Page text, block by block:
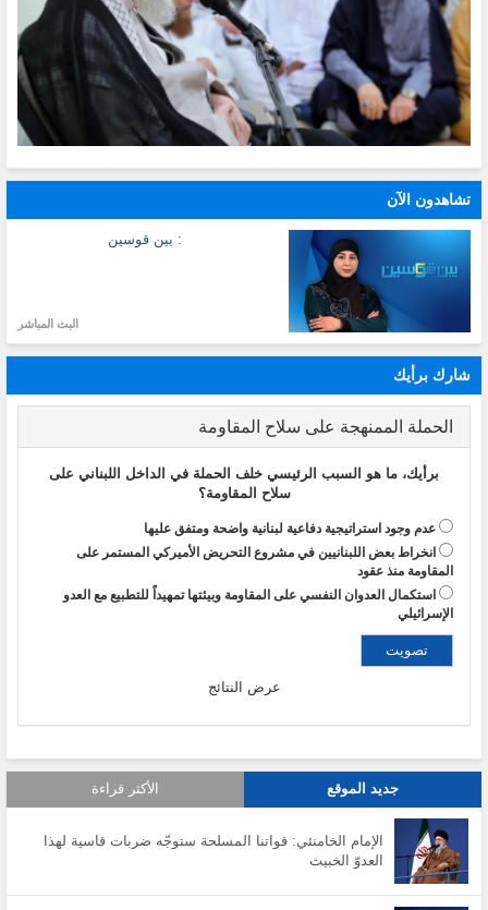
تشاهدون الآن
: بين قوسين
البث المباشر
شارك برأيك
الحملة الممنهجة على سلاح المقاومة
برأيك، ما هو السبب الرئيسي خلف الحملة في الداخل اللبناني على
سلاح المقاومة؟
عدم وجود استراتيجية دفاعية لبنانية واضحة ومتفق عليها
انخراط بعض اللبنانيين في مشروع التحريض الأميركي المستمر على
المقاومة منذ عقود
استكمال العدوان النفسي على المقاومة وبيئتها تمهيداً للتطبيع مع العدو
الإسرائيلي
عرض النتائج
جديد الموقع الأكثر قراءة
الإمام الخامنئي: قواتنا المسلحة ستوجّه ضربات قاسية لهذا
العدوّ الخبيث